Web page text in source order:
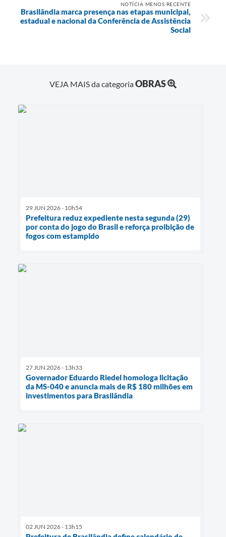
NOTÍCIA MENOS RECENTE
Brasilândia marca presença nas etapas municipal,
estadual e nacional da Conferência de Assistência
Social
VEJA MAIS da categoriaOBRAS
29 JUN 2026 - 10h54
Prefeitura reduz expediente nesta segunda (29)
por conta do jogo do Brasil e reforça proibição de
fogos com estampido
27 JUN 2026 - 13h33
Governador Eduardo Riedel homologa licitação
da MS-040 e anuncia mais de R$ 180 milhões em
investimentos para Brasilândia
02 JUN 2026 - 13h15